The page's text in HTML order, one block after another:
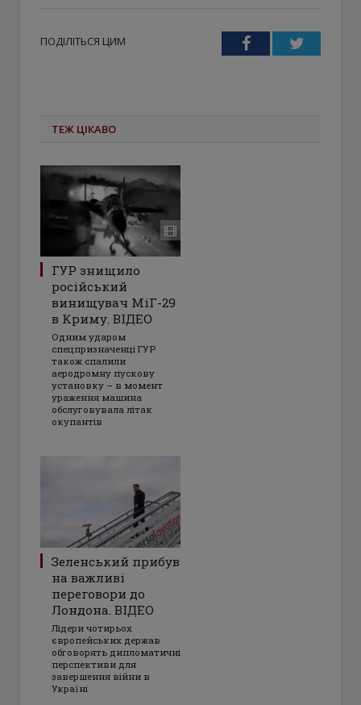
ПОДІЛІТЬСЯ ЦИМ FacebookTwitter
ТЕЖ ЦІКАВО
ГУР знищило
російський
винищувач МіГ-29
в Криму. ВІДЕО
Одним ударом
спецпризначенці ГУР
також спалили
аеродромну пускову
установку – в момент
ураження машина
обслуговувала літак
окупантів
Зеленський прибув
на важливі
переговори до
Лондона. ВІДЕО
Лідери чотирьох
європейських держав
обговорять дипломатичні
перспективи для
завершення війни в
Україні